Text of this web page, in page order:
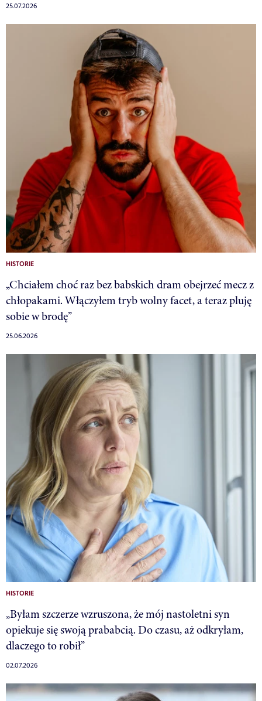
25.07.2026
HISTORIE
„Chciałem choć raz bez babskich dram obejrzeć mecz z
chłopakami. Włączyłem tryb wolny facet, a teraz pluję
sobie w brodę”
25.06.2026
HISTORIE
„Byłam szczerze wzruszona, że mój nastoletni syn
opiekuje się swoją prababcią. Do czasu, aż odkryłam,
dlaczego to robił”
02.07.2026